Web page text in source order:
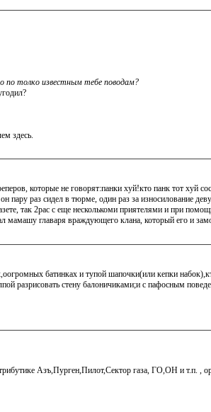
толко известным тебе поводам?
здесь.
которые не говорят:панки хуй!кто панк тот хуй
пару раз сидел в тюрме, один раз за износилование
так 2рас с еще несколькоми приятелями и при
мамашу главаря враждующего клана, который его и
батинках и тупой шапочки(или кепки
разрисовать стену балоничиками;и с пафосным
Азъ,Пурген,Пилот,Сектор газа, ГО,ОН и т.п.